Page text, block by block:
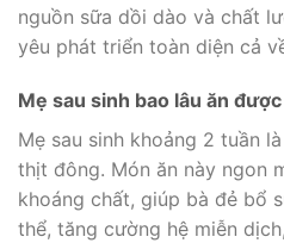
nguồn sữa dồi dào và chất
yêu phát triển toàn diện cả
Mẹ sau sinh bao lâu ăn
Mẹ sau sinh khoảng 2 tuần
thịt đông. Món ăn này ngon
khoáng chất, giúp bà đẻ bổ
thể, tăng cường hệ miễn